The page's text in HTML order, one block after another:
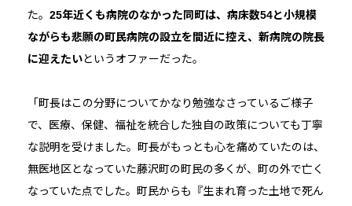
た。 25年近くも病院のなかった同町は、病床数54と小規模
ながらも悲願の町民病院の設立を間近に控え、新病院の院長
に迎えたいというオファーだった。
「町長はこの分野についてかなり勉強なさっているご様子
で、医療、保健、福祉を統合した独自の政策についても丁寧
な説明を受けました。町長がもっとも心を痛めていたのは、
無医地区となっていた藤沢町の町民の多くが、町の外で亡く
なっていた点でした。町民からも『生まれ育った土地で死ん